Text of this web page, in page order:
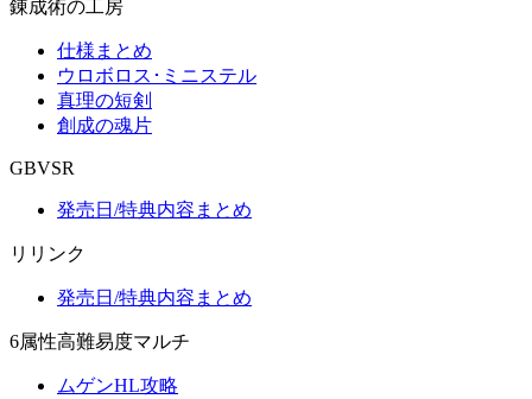
錬成術の工房
仕様まとめ
ウロボロス･ミニステル
真理の短剣
創成の魂片
GBVSR
発売日/特典内容まとめ
リリンク
発売日/特典内容まとめ
6属性高難易度マルチ
ムゲンHL攻略